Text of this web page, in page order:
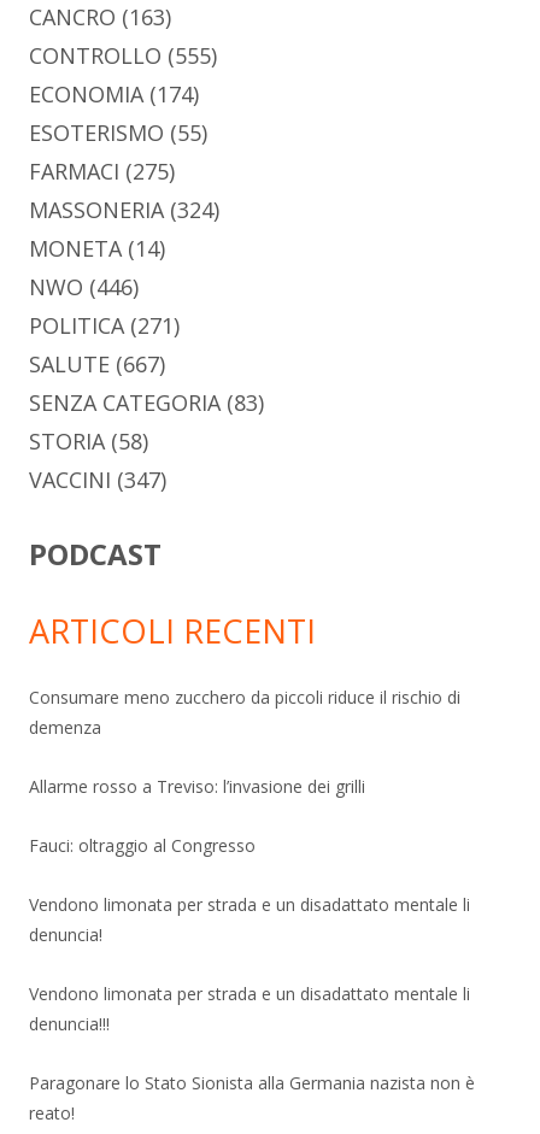
CANCRO (163)
CONTROLLO (555)
ECONOMIA (174)
ESOTERISMO (55)
FARMACI (275)
MASSONERIA (324)
MONETA (14)
NWO (446)
POLITICA (271)
SALUTE (667)
SENZA CATEGORIA (83)
STORIA (58)
VACCINI (347)
PODCAST
ARTICOLI RECENTI
Consumare meno zucchero da piccoli riduce il rischio di
demenza
Allarme rosso a Treviso: l’invasione dei grilli
Fauci: oltraggio al Congresso
Vendono limonata per strada e un disadattato mentale li
denuncia!
Vendono limonata per strada e un disadattato mentale li
denuncia!!!
Paragonare lo Stato Sionista alla Germania nazista non è
reato!